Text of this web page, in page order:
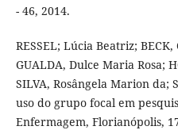
- 46, 2014.
RESSEL; Lúcia Beatriz;
GUALDA, Dulce Maria Rosa;
SILVA, Rosângela Marion da;
uso do grupo focal em
Enfermagem, Florianópolis,